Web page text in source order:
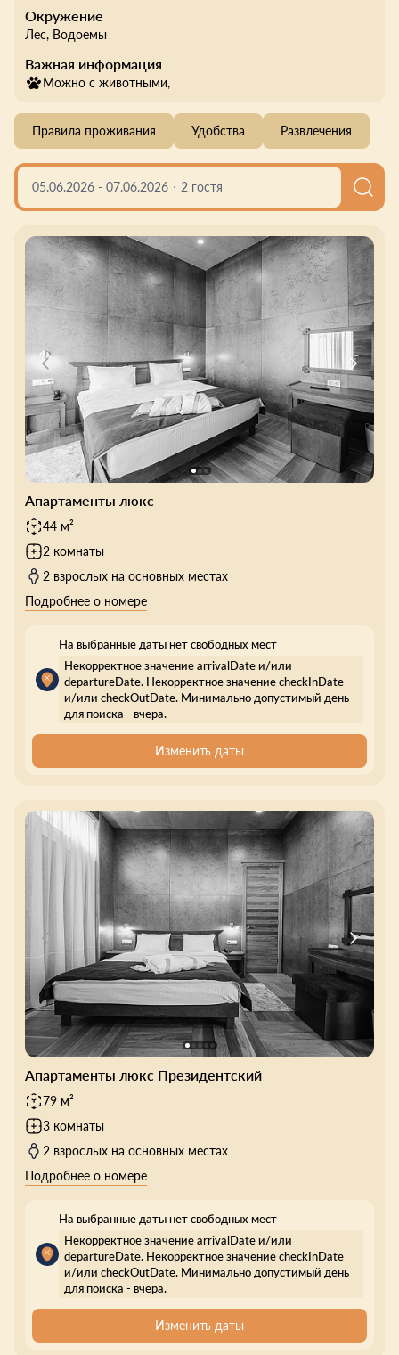
территории: баня, детская площадка, игровой дом.
Доступны велопрогулки.
Окружение
Лес, Водоемы
Важная информация
Можно с животными,
Правила проживания Удобства Развлечения
05.06.2026 - 07.06.2026 2 гостя
Апартаменты люкс
44 м²
2 комнаты
2 взрослых на основных местах
Подробнее о номере
На выбранные даты нет свободных мест
Некорректное значение arrivalDate и/или
departureDate. Некорректное значение checkInDate
и/или checkOutDate. Минимально допустимый день
для поиска - вчера.
Изменить даты
Апартаменты люкс Президентский
79 м²
3 комнаты
2 взрослых на основных местах
Подробнее о номере
На выбранные даты нет свободных мест
Некорректное значение arrivalDate и/или
departureDate. Некорректное значение checkInDate
и/или checkOutDate. Минимально допустимый день
для поиска - вчера.
Изменить даты